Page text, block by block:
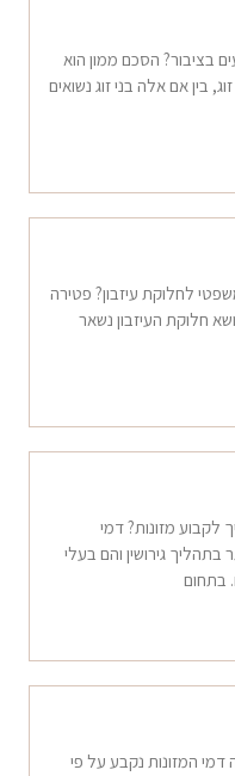
בציבור? הסכם ממון הוא
בין אם אלה בני זוג נשואים
לחלוקת עיזבון? פטירה
חלוקת העיזבון נשאר
מזונות? דמי
בתהליך גירושין והם בעלי
דמי המזונות נקבע על פי